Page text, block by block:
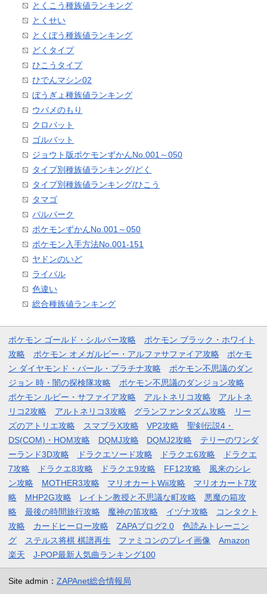
とくこう種族値ランキング
とくせい
とくぼう種族値ランキング
どくタイプ
ひこうタイプ
ひでんマシン02
ぼうぎょ種族値ランキング
ウバメのもり
クロバット
ゴルバット
ジョウト版ポケモンずかんNo.001～050
タイプ別種族値ランキング/どく
タイプ別種族値ランキング/ひこう
タマゴ
パルパーク
ポケモンずかんNo.001～050
ポケモン入手方法No.001-151
ヤドンのいど
ライバル
色違い
総合種族値ランキング
ポケモン ゴールド・シルバー攻略
ポケモン ブラック・ホワイト
攻略
ポケモン オメガルビー・アルファサファイア攻略
ポケモ
ン ダイヤモンド・パール・プラチナ攻略
ポケモン不思議のダン
ジョン 時・闇の探検隊攻略
ポケモン不思議のダンジョン攻略
ポケモン ルビー・サファイア攻略
アルトネリコ攻略
アルトネ
リコ2攻略
アルトネリコ3攻略 グランファンタズム攻略
リー
ズのアトリエ攻略
スマブラX攻略 VP2攻略
聖剣伝説4・
DS(COM)・HOM攻略
DQMJ攻略 DQMJ2攻略
テリーのワンダ
ーランド3D攻略
ドラクエソード攻略 ドラクエ6攻略
ドラクエ
7攻略
ドラクエ8攻略 ドラクエ9攻略 FF12攻略
風来のシレ
ン攻略
MOTHER3攻略 マリオカートWii攻略
マリオカート7攻
略
MHP2G攻略 レイトン教授と不思議な町攻略
悪魔の箱攻
略
最後の時間旅行攻略 魔神の笛攻略 イヅナ攻略
コンタクト
攻略
カードヒーロー攻略 ZAPAブログ2.0
色読みトレーニン
グ
ステルス将棋 棋譜再生 ファミコンのプレイ画像
Amazon
楽天
J-POP最新人気曲ランキング100
Site admin： ZAPAnet総合情報局